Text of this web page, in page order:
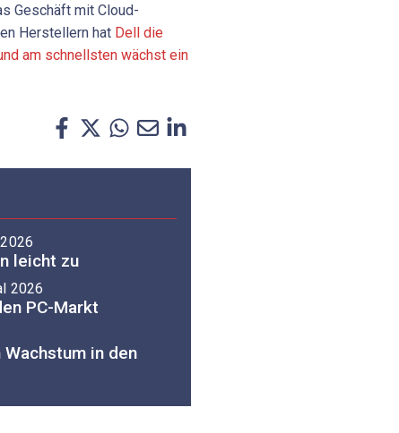
Geschäft mit Cloud-
Herstellern hat Dell die
am schnellsten wächst ein
leicht zu
2026
PC-Markt
in den